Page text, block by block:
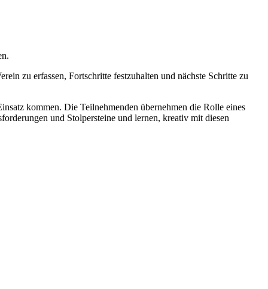
zu erfassen, Fortschritte festzuhalten und nächste Schritte zu
kommen. Die Teilnehmenden übernehmen die Rolle eines
und Stolpersteine und lernen, kreativ mit diesen